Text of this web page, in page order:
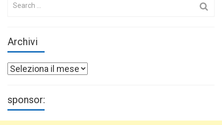
Archivi
Archivi
sponsor: